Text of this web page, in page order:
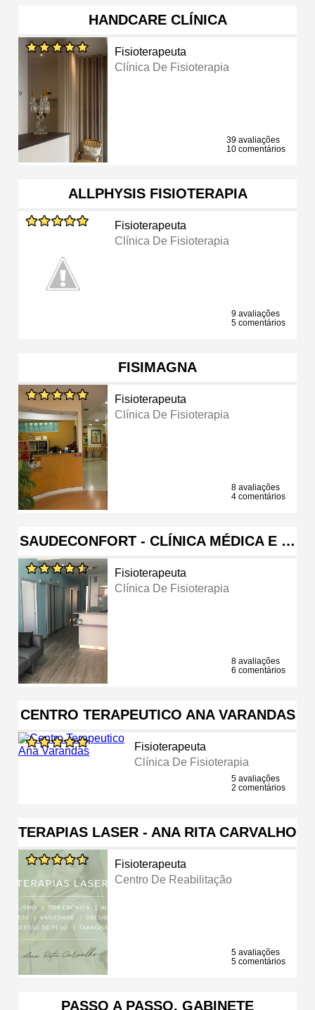
HANDCARE CLÍNICA
Fisioterapeuta
Clínica De Fisioterapia
39 avaliações
10 comentários
ALLPHYSIS FISIOTERAPIA
Fisioterapeuta
Clínica De Fisioterapia
9 avaliações
5 comentários
FISIMAGNA
Fisioterapeuta
Clínica De Fisioterapia
8 avaliações
4 comentários
SAUDECONFORT - CLÍNICA MÉDICA E …
Fisioterapeuta
Clínica De Fisioterapia
8 avaliações
6 comentários
CENTRO TERAPEUTICO ANA VARANDAS
Fisioterapeuta
Clínica De Fisioterapia
5 avaliações
2 comentários
TERAPIAS LASER - ANA RITA CARVALHO
Fisioterapeuta
Centro De Reabilitação
5 avaliações
5 comentários
PASSO A PASSO, GABINETE